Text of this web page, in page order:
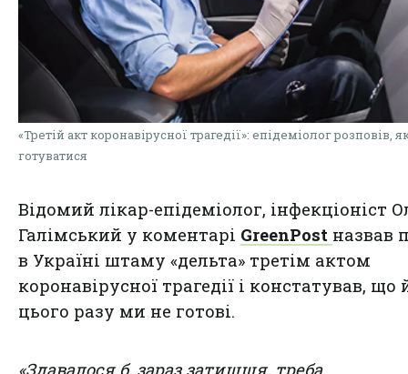
«Третій акт коронавірусної трагедії»: епідеміолог розповів,
готуватися
Відомий лікар-епідеміолог, інфекціоніст
Галімський у коментарі GreenPost назвав
в Україні штаму «дельта» третім актом
коронавірусної трагедії і констатував, що
цього разу ми не готові.
«Здавалося б, зараз затишшя, треба